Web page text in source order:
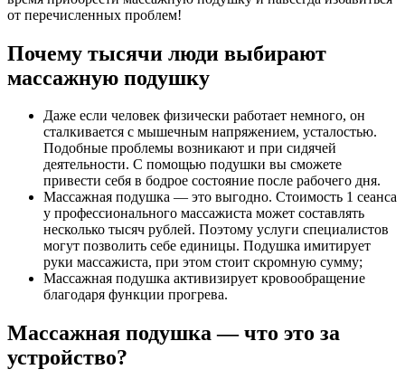
от перечисленных проблем!
Почему тысячи люди выбирают
массажную подушку
Даже если человек физически работает немного, он
сталкивается с мышечным напряжением, усталостью.
Подобные проблемы возникают и при сидячей
деятельности. С помощью подушки вы сможете
привести себя в бодрое состояние после рабочего дня.
Массажная подушка — это выгодно. Стоимость 1 сеанса
у профессионального массажиста может составлять
несколько тысяч рублей. Поэтому услуги специалистов
могут позволить себе единицы. Подушка имитирует
руки массажиста, при этом стоит скромную сумму;
Массажная подушка активизирует кровообращение
благодаря функции прогрева.
Массажная подушка — что это за
устройство?